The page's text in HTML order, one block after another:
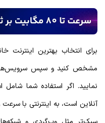
برای انتخاب بهترین اینترنت
مشخص کنید و سپس سرویس‌های
نمایید. اگر استفاده شما شامل
آنلاین است، به اینترنتی با سرعت